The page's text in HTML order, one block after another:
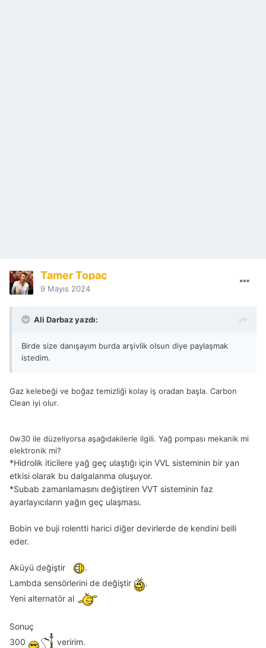
Tamer Topaç
9 Mayıs 2024
Ali Darbaz yazdı:
Birde size danışayım burda arşivlik olsun diye paylaşmak
istedim.
Gaz kelebeği ve boğaz temizliği kolay iş oradan başla. Carbon
Clean iyi olur.
0w30 ile düzeliyorsa aşağıdakilerle ilgili. Yağ pompası mekanik mi
elektronik mi?
*Hidrolik iticilere yağ geç ulaştığı için VVL sisteminin bir yan
etkisi olarak bu dalgalanma oluşuyor.
*Subab zamanlamasını değiştiren VVT sisteminin faz
ayarlayıcıların yağın geç ulaşması.
Bobin ve buji rolentti harici diğer devirlerde de kendini belli
eder.
Aküyü değiştir
.
Lambda sensörlerini de değiştir
.
Yeni alternatör al
Sonuç
300
veririm.